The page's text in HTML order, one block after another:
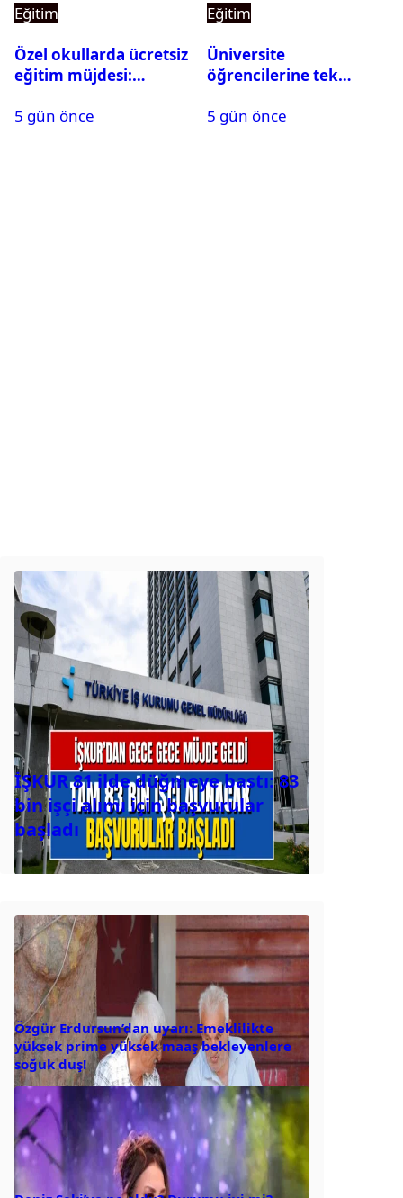
Eğitim
Özel okullarda ücretsiz
eğitim müjdesi:
başladı
5 gün önce
Eğitim
Üniversite
öğrencilerine tek
60 bin liraya kadar burs
5 gün önce
İŞKUR 81 ilde düğmeye bastı: 83
bin işçi alımı için başvurular
başladı
Özgür Erdursun’dan uyarı: Emeklilikte
yüksek prime yüksek maaş bekleyenlere
soğuk duş!